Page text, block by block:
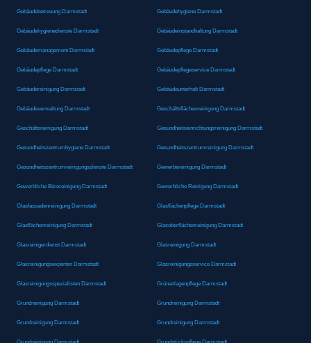
Gebäudebetreuung Darmstadt Gebäudehygiene Darmstadt
Gebäudehygienedienste Darmstadt Gebäudeinstandhaltung Darmstadt
Gebäudemanagement Darmstadt Gebäudepflege Darmstadt
Gebäudepflege Darmstadt Gebäudepflegeservice Darmstadt
Gebäudereinigung Darmstadt Gebäudeunterhalt Darmstadt
Gebäudeverwaltung Darmstadt Geschäftsflächenreinigung Darmstadt
Geschäftsreinigung Darmstadt Gesundheitseinrichtungsreinigung Darmstadt
Gesundheitszentrumhygiene Darmstadt Gesundheitszentrumreinigung Darmstadt
Gesundheitszentrumreinigungsdienste Darmstadt Gewerbereinigung Darmstadt
Gewerbliche Büroreinigung Darmstadt Gewerbliche Reinigung Darmstadt
Glasfassadenreinigung Darmstadt Glasflächenpflege Darmstadt
Glasflächenreinigung Darmstadt Glasoberflächenreinigung Darmstadt
Glasreinigerdienst Darmstadt Glasreinigung Darmstadt
Glasreinigungsexperten Darmstadt Glasreinigungsservice Darmstadt
Glasreinigungsspezialisten Darmstadt Grünanlagenpflege Darmstadt
Grundreinigung Darmstadt Grundreinigung Darmstadt
Grundreinigung Darmstadt Grundreinigung Darmstadt